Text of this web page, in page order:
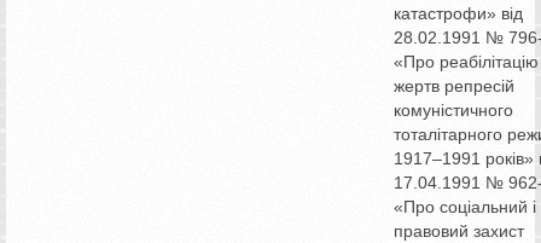
катастрофи» від
28.02.1991 № 796-
«Про реабілітацію
жертв репресій
комуністичного
тоталітарного
1917–1991 років»
17.04.1991 № 962-
«Про соціальний і
правовий захист